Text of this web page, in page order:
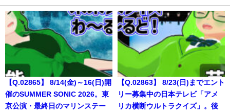
【Q.02865】 8/14(金)～16(日)開
催のSUMMER SONIC 2026。東
京公演・最終日のマリンステー
【Q.02863】 8/23(日)までエント
リー募集中の日本テレビ「アメ
リカ横断ウルトラクイズ」。後